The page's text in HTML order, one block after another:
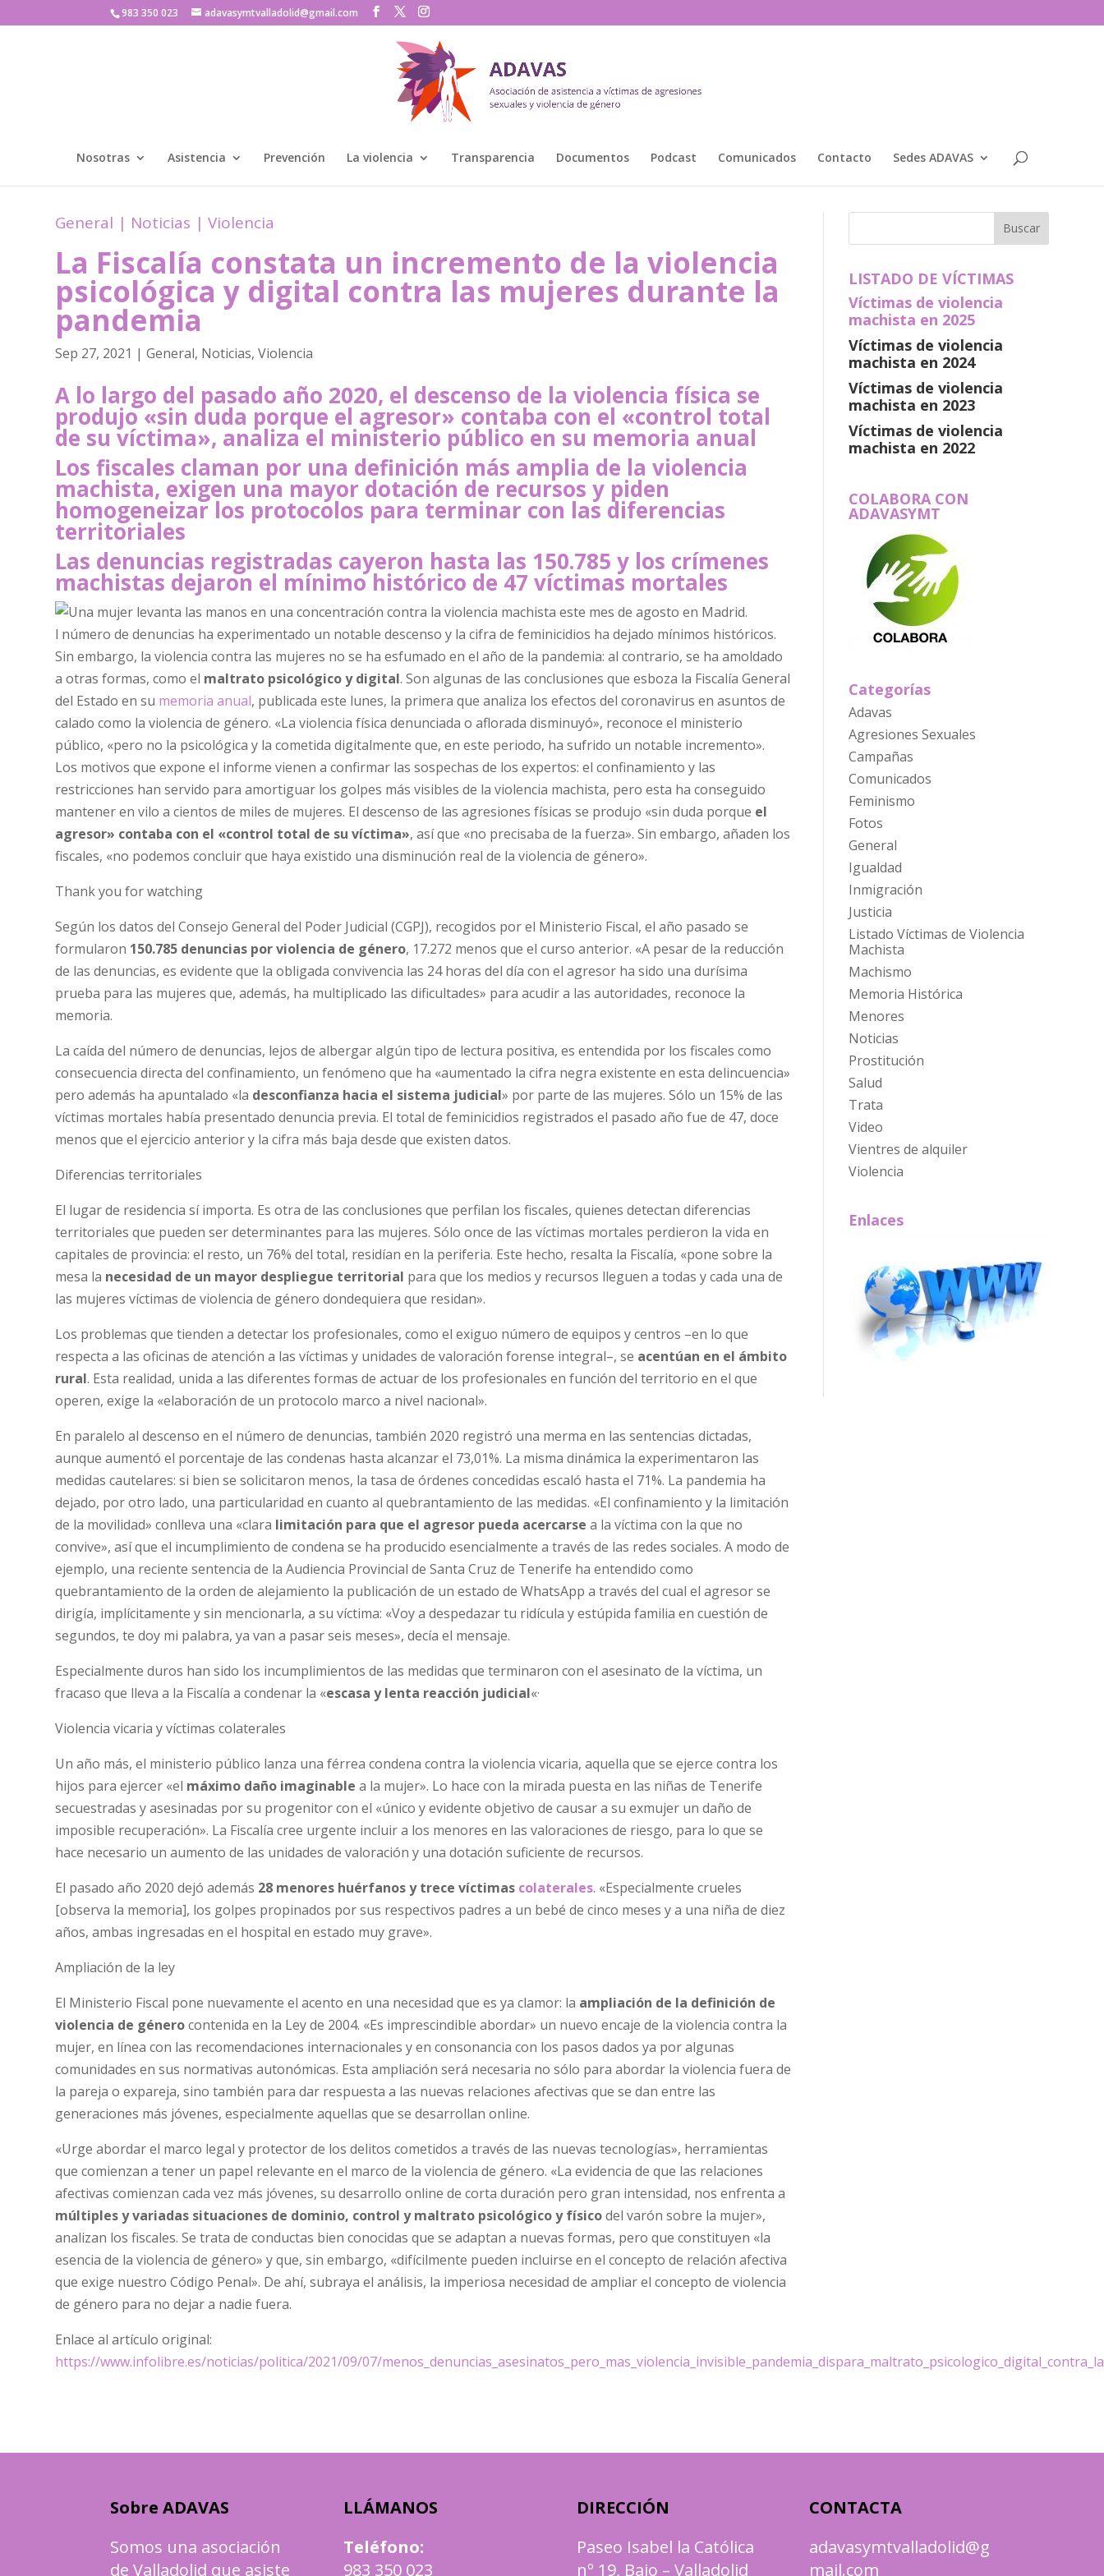
983 350 023 adavasymtvalladolid@gmail.com
Nosotras Asistencia Prevención La violencia Transparencia Documentos Podcast Comunicados Contacto Sedes ADAVAS
General | Noticias |Violencia
La Fiscalía constata un incremento de la violencia
psicológica y digital contra las mujeres durante la
pandemia
Sep 27, 2021 |General, Noticias,Violencia
A lo largo del pasado año 2020, el descenso de la violencia física se
produjo «sin duda porque el agresor» contaba con el «control total
de su víctima», analiza el ministerio público en su memoria anual
Los fiscales claman por una definición más amplia de la violencia
machista, exigen una mayor dotación de recursos y piden
homogeneizar los protocolos para terminar con las diferencias
territoriales
Las denuncias registradas cayeron hasta las 150.785 y los crímenes
machistas dejaron el mínimo histórico de 47 víctimas mortales
l número de denuncias ha experimentado un notable descenso y la cifra de feminicidios ha dejado mínimos históricos.
Sin embargo, la violencia contra las mujeres no se ha esfumado en el año de la pandemia: al contrario, se ha amoldado
a otras formas, como el maltrato psicológico y digital. Son algunas de las conclusiones que esboza la Fiscalía General
del Estado en su memoria anual, publicada este lunes, la primera que analiza los efectos del coronavirus en asuntos de
calado como la violencia de género. «La violencia física denunciada o aflorada disminuyó», reconoce el ministerio
público, «pero no la psicológica y la cometida digitalmente que, en este periodo, ha sufrido un notable incremento».
Los motivos que expone el informe vienen a confirmar las sospechas de los expertos: el confinamiento y las
restricciones han servido para amortiguar los golpes más visibles de la violencia machista, pero esta ha conseguido
mantener en vilo a cientos de miles de mujeres. El descenso de las agresiones físicas se produjo «sin duda porque el
agresor» contaba con el «control total de su víctima», así que «no precisaba de la fuerza». Sin embargo, añaden los
fiscales, «no podemos concluir que haya existido una disminución real de la violencia de género».
Thank you for watching
Según los datos del Consejo General del Poder Judicial (CGPJ), recogidos por el Ministerio Fiscal, el año pasado se
formularon 150.785 denuncias por violencia de género, 17.272 menos que el curso anterior. «A pesar de la reducción
de las denuncias, es evidente que la obligada convivencia las 24 horas del día con el agresor ha sido una durísima
prueba para las mujeres que, además, ha multiplicado las dificultades» para acudir a las autoridades, reconoce la
memoria.
La caída del número de denuncias, lejos de albergar algún tipo de lectura positiva, es entendida por los fiscales como
consecuencia directa del confinamiento, un fenómeno que ha «aumentado la cifra negra existente en esta delincuencia»
pero además ha apuntalado «la desconfianza hacia el sistema judicial» por parte de las mujeres. Sólo un 15% de las
víctimas mortales había presentado denuncia previa. El total de feminicidios registrados el pasado año fue de 47, doce
menos que el ejercicio anterior y la cifra más baja desde que existen datos.
Diferencias territoriales
El lugar de residencia sí importa. Es otra de las conclusiones que perfilan los fiscales, quienes detectan diferencias
territoriales que pueden ser determinantes para las mujeres. Sólo once de las víctimas mortales perdieron la vida en
capitales de provincia: el resto, un 76% del total, residían en la periferia. Este hecho, resalta la Fiscalía, «pone sobre la
mesa la necesidad de un mayor despliegue territorial para que los medios y recursos lleguen a todas y cada una de
las mujeres víctimas de violencia de género dondequiera que residan».
Los problemas que tienden a detectar los profesionales, como el exiguo número de equipos y centros –en lo que
respecta a las oficinas de atención a las víctimas y unidades de valoración forense integral–, se acentúan en el ámbito
rural. Esta realidad, unida a las diferentes formas de actuar de los profesionales en función del territorio en el que
operen, exige la «elaboración de un protocolo marco a nivel nacional».
En paralelo al descenso en el número de denuncias, también 2020 registró una merma en las sentencias dictadas,
aunque aumentó el porcentaje de las condenas hasta alcanzar el 73,01%. La misma dinámica la experimentaron las
medidas cautelares: si bien se solicitaron menos, la tasa de órdenes concedidas escaló hasta el 71%. La pandemia ha
dejado, por otro lado, una particularidad en cuanto al quebrantamiento de las medidas. «El confinamiento y la limitación
de la movilidad» conlleva una «clara limitación para que el agresor pueda acercarse a la víctima con la que no
convive», así que el incumplimiento de condena se ha producido esencialmente a través de las redes sociales. A modo de
ejemplo, una reciente sentencia de la Audiencia Provincial de Santa Cruz de Tenerife ha entendido como
quebrantamiento de la orden de alejamiento la publicación de un estado de WhatsApp a través del cual el agresor se
dirigía, implícitamente y sin mencionarla, a su víctima: «Voy a despedazar tu ridícula y estúpida familia en cuestión de
segundos, te doy mi palabra, ya van a pasar seis meses», decía el mensaje.
Especialmente duros han sido los incumplimientos de las medidas que terminaron con el asesinato de la víctima, un
fracaso que lleva a la Fiscalía a condenar la «escasa y lenta reacción judicial«·
Violencia vicaria y víctimas colaterales
Un año más, el ministerio público lanza una férrea condena contra la violencia vicaria, aquella que se ejerce contra los
hijos para ejercer «el máximo daño imaginablea la mujer». Lo hace con la mirada puesta en las niñas de Tenerife
secuestradas y asesinadas por su progenitor con el «único y evidente objetivo de causar a su exmujer un daño de
imposible recuperación». La Fiscalía cree urgente incluir a los menores en las valoraciones de riesgo, para lo que se
hace necesario un aumento de las unidades de valoración y una dotación suficiente de recursos.
El pasado año 2020 dejó además 28 menores huérfanos y trece víctimas colaterales. «Especialmente crueles
[observa la memoria], los golpes propinados por sus respectivos padres a un bebé de cinco meses y a una niña de diez
años, ambas ingresadas en el hospital en estado muy grave».
Ampliación de la ley
El Ministerio Fiscal pone nuevamente el acento en una necesidad que es ya clamor: la ampliación de la definición de
violencia de génerocontenida en la Ley de 2004. «Es imprescindible abordar» un nuevo encaje de la violencia contra la
mujer, en línea con las recomendaciones internacionales y en consonancia con los pasos dados ya por algunas
comunidades en sus normativas autonómicas. Esta ampliación será necesaria no sólo para abordar la violencia fuera de
la pareja o expareja, sino también para dar respuesta a las nuevas relaciones afectivas que se dan entre las
generaciones más jóvenes, especialmente aquellas que se desarrollan online.
«Urge abordar el marco legal y protector de los delitos cometidos a través de las nuevas tecnologías», herramientas
que comienzan a tener un papel relevante en el marco de la violencia de género. «La evidencia de que las relaciones
afectivas comienzan cada vez más jóvenes, su desarrollo online de corta duración pero gran intensidad, nos enfrenta a
múltiples y variadas situaciones de dominio, control y maltrato psicológico y físicodel varón sobre la mujer»,
analizan los fiscales. Se trata de conductas bien conocidas que se adaptan a nuevas formas, pero que constituyen «la
esencia de la violencia de género» y que, sin embargo, «difícilmente pueden incluirse en el concepto de relación afectiva
que exige nuestro Código Penal». De ahí, subraya el análisis, la imperiosa necesidad de ampliar el concepto de violencia
de género para no dejar a nadie fuera.
Enlace al artículo original:
https://www.infolibre.es/noticias/politica/2021/09/07/
LISTADO DE VÍCTIMAS
Víctimas de violencia
machista en 2025
Víctimas de violencia
machista en 2024
Víctimas de violencia
machista en 2023
Víctimas de violencia
machista en 2022
COLABORA CON
ADAVASYMT
Categorías
Adavas
Agresiones Sexuales
Campañas
Comunicados
Feminismo
Fotos
General
Igualdad
Inmigración
Justicia
Listado Víctimas de Violencia
Machista
Machismo
Memoria Histórica
Menores
Noticias
Prostitución
Salud
Trata
Video
Vientres de alquiler
Violencia
Enlaces
Sobre ADAVAS
Somos una asociación
de Valladolid que asiste
LLÁMANOS
Teléfono:
983 350 023
DIRECCIÓN
Paseo Isabel la Católica
nº 19, Bajo – Valladolid
CONTACTA
adavasymtvalladolid@g
mail.com